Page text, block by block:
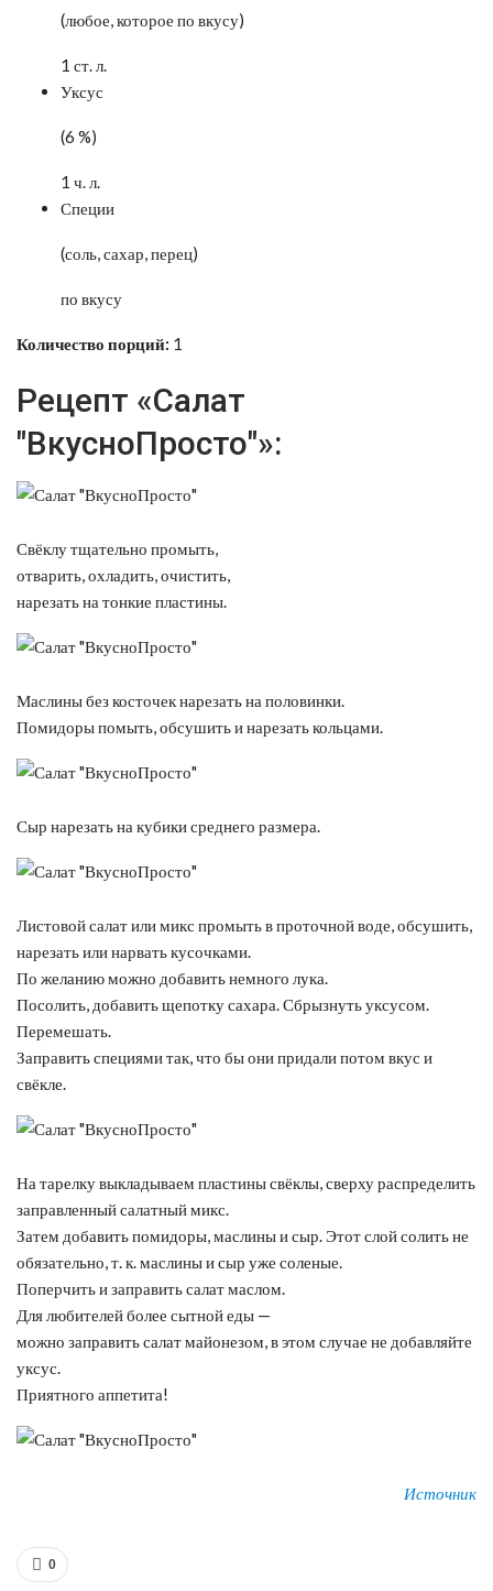
(любое, которое по вкусу)
1 ст. л.
Уксус
(6 %)
1 ч. л.
Специи
(соль, сахар, перец)
по вкусу
Количество порций: 1
Рецепт «Салат
"ВкусноПросто"»:
Свёклу тщательно промыть,
отварить, охладить, очистить,
нарезать на тонкие пластины.
Маслины без косточек нарезать на половинки.
Помидоры помыть, обсушить и нарезать кольцами.
Сыр нарезать на кубики среднего размера.
Листовой салат или микс промыть в проточной воде, обсушить,
нарезать или нарвать кусочками.
По желанию можно добавить немного лука.
Посолить, добавить щепотку сахара. Сбрызнуть уксусом.
Перемешать.
Заправить специями так, что бы они придали потом вкус и
свёкле.
На тарелку выкладываем пластины свёклы, сверху распределить
заправленный салатный микс.
Затем добавить помидоры, маслины и сыр. Этот слой солить не
обязательно, т. к. маслины и сыр уже соленые.
Поперчить и заправить салат маслом.
Для любителей более сытной еды —
можно заправить салат майонезом, в этом случае не добавляйте
уксус.
Приятного аппетита!
Источник
0